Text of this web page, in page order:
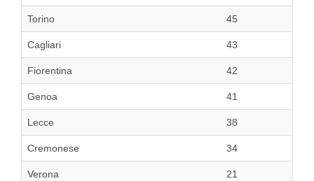
Torino 45
Cagliari 43
Fiorentina 42
Genoa 41
Lecce 38
Cremonese 34
Verona 21